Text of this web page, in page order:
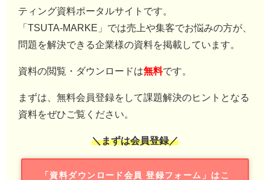
ティング資料ポータルサイトです。
「TSUTA-MARKE」では売上や集客でお悩みの方が、
問題を解決できる企業様の資料を掲載しています。
資料の閲覧・ダウンロードは無料です。
まずは、無料会員登録をして課題解決のヒントとなる
資料をぜひご覧ください。
＼まずは会員登録／
「資料ダウンロード会員 登録フォーム」はこ